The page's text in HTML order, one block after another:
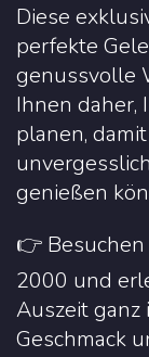
Diese
perfekte
genussvolle
Ihnen daher,
planen,
genießen
👉 Besuchen
2000 und
Auszeit ganz
Geschmack